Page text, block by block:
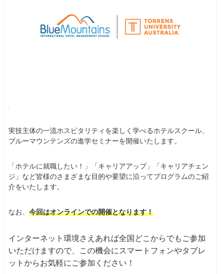
実技主体の一流ホスピタリティを楽しく学べるホテルスクール、
ブルーマウンテンズの進学セミナーを開催いたします。
「ホテルに就職したい！」「キャリアアップ」「キャリアチェン
ジ」など皆様のさまざまな目的や要望に沿ってプログラムのご紹
介をいたします。
なお、 今回はオンラインでの開催となります！
インターネット環境さえあれば全国どこからでもご参加
いただけますので、この機会にスマートフォンやタブレ
ットからお気軽にご参加ください！